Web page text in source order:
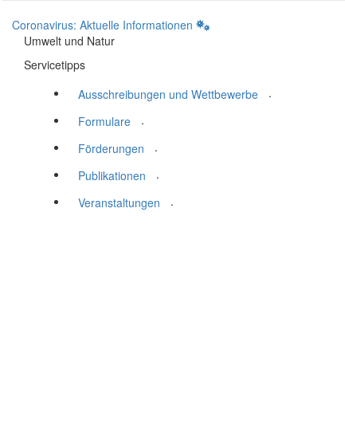
Coronavirus: Aktuelle Informationen
Umwelt und Natur
Servicetipps
Ausschreibungen und Wettbewerbe
.
Formulare
.
Förderungen
.
Publikationen
.
Veranstaltungen
.